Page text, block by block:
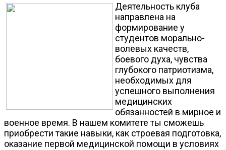
Деятельность клуба
направлена на
формирование у
студентов морально-
волевых качеств,
боевого духа, чувства
глубокого патриотизма,
необходимых для
успешного выполнения
медицинских
обязанностей в мирное и
военное время. В нашем комитете ты сможешь
приобрести такие навыки, как строевая подготовка,
оказание первой медицинской помощи в условиях